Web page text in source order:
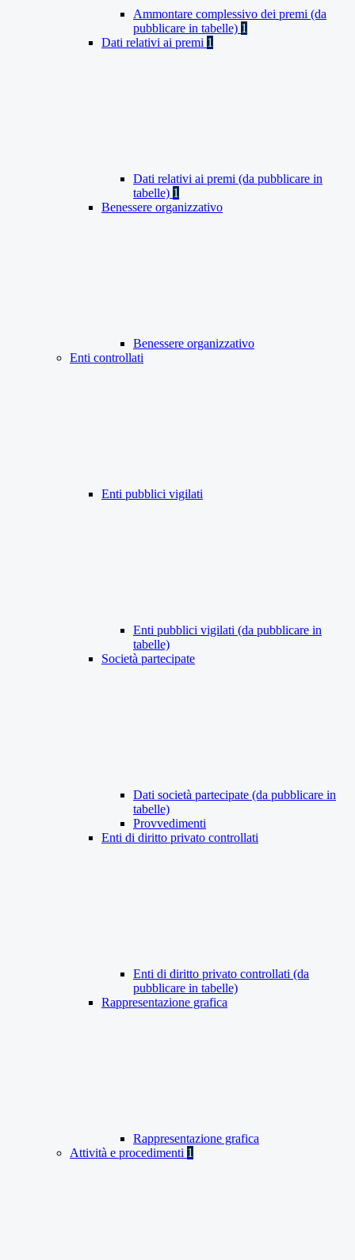
Ammontare complessivo dei premi (da
pubblicare in tabelle) 1
Dati relativi ai premi 1
Dati relativi ai premi (da pubblicare in
tabelle) 1
Benessere organizzativo
Benessere organizzativo
Enti controllati
Enti pubblici vigilati
Enti pubblici vigilati (da pubblicare in
tabelle)
Società partecipate
Dati società partecipate (da pubblicare in
tabelle)
Provvedimenti
Enti di diritto privato controllati
Enti di diritto privato controllati (da
pubblicare in tabelle)
Rappresentazione grafica
Rappresentazione grafica
Attività e procedimenti 1